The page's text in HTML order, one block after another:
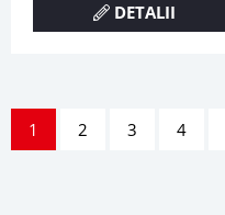
DETALII
1 2 3 4